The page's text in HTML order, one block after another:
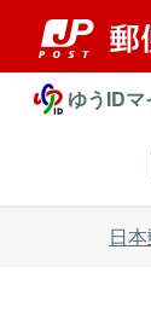
ゆうID
日